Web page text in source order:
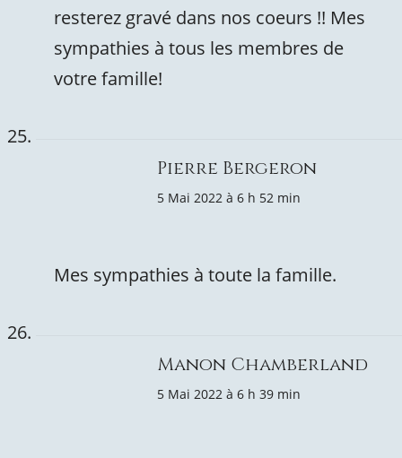
resterez gravé dans nos coeurs !! Mes
sympathies à tous les membres de
votre famille!
Pierre Bergeron
5 Mai 2022 à 6 h 52 min
Mes sympathies à toute la famille.
Manon Chamberland
5 Mai 2022 à 6 h 39 min